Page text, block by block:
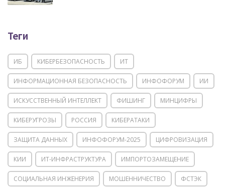
Теги
ИБ КИБЕРБЕЗОПАСНОСТЬ ИТ
ИНФОРМАЦИОННАЯ БЕЗОПАСНОСТЬ ИНФОФОРУМ ИИ
ИСКУССТВЕННЫЙ ИНТЕЛЛЕКТ ФИШИНГ МИНЦИФРЫ
КИБЕРУГРОЗЫ РОССИЯ КИБЕРАТАКИ
ЗАЩИТА ДАННЫХ ИНФОФОРУМ-2025 ЦИФРОВИЗАЦИЯ
КИИ ИТ-ИНФРАСТРУКТУРА ИМПОРТОЗАМЕЩЕНИЕ
СОЦИАЛЬНАЯ ИНЖЕНЕРИЯ МОШЕННИЧЕСТВО ФСТЭК